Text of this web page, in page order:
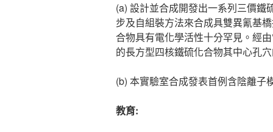
(a) 設計並合成開發出一系列三價鐵
步及自組裝方法來合成具雙異氰基
合物具有電化學活性十分罕見。經
的長方型四核鐵硫化合物其中心孔
(b) 本實驗室合成發表首例含陰離子
教育: